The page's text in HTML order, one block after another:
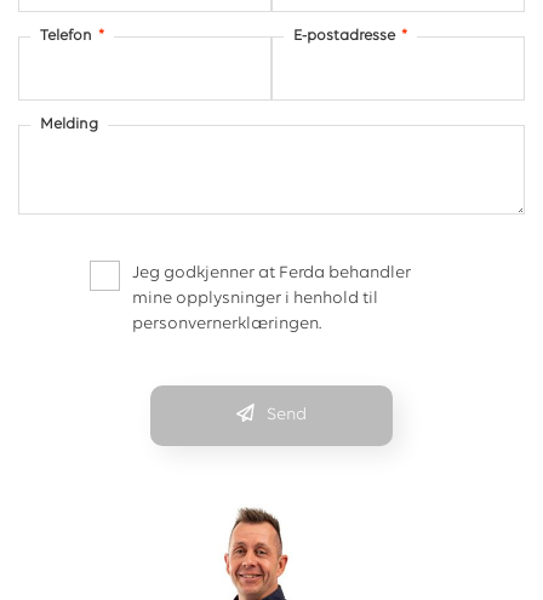
Telefon * E-postadresse *
Melding
Jeg godkjenner at Ferda behandler
mine opplysninger i henhold til
personvernerklæringen.
Send